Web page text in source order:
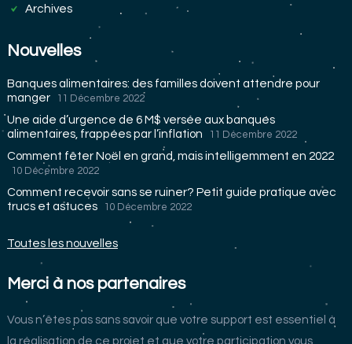
Archives
Nouvelles
Banques alimentaires: des familles doivent attendre pour
manger
11 Décembre 2022
Une aide d’urgence de 6 M$ versée aux banques
alimentaires, frappées par l’inflation
11 Décembre 2022
Comment fêter Noël en grand, mais intelligemment en 2022
10 Décembre 2022
Comment recevoir sans se ruiner? Petit guide pratique avec
trucs et astuces
10 Décembre 2022
Toutes les nouvelles
Merci à nos partenaires
Vous n’êtes pas sans savoir que votre support est essentiel à
la réalisation de ce projet et que votre participation vous